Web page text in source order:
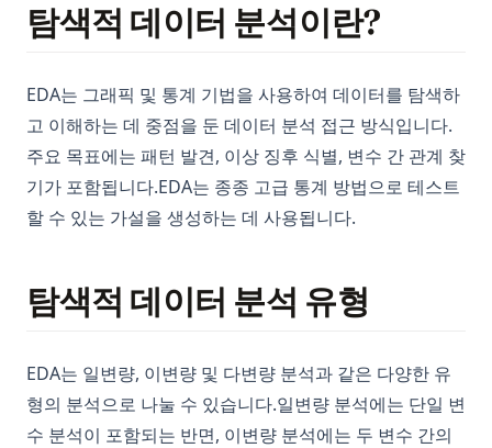
탐색적 데이터 분석이란?
EDA는 그래픽 및 통계 기법을 사용하여 데이터를 탐색하
고 이해하는 데 중점을 둔 데이터 분석 접근 방식입니다.
주요 목표에는 패턴 발견, 이상 징후 식별, 변수 간 관계 찾
기가 포함됩니다.EDA는 종종 고급 통계 방법으로 테스트
할 수 있는 가설을 생성하는 데 사용됩니다.
탐색적 데이터 분석 유형
EDA는 일변량, 이변량 및 다변량 분석과 같은 다양한 유
형의 분석으로 나눌 수 있습니다.일변량 분석에는 단일 변
수 분석이 포함되는 반면, 이변량 분석에는 두 변수 간의